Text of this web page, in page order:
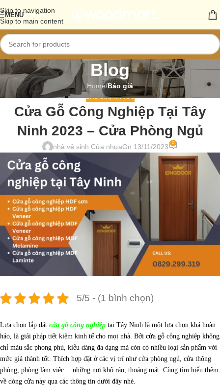
Skip to navigation
Skip to main content
MENU
Blog
Home/Báo giá
BÁO GIÁ,TIN TỨC
Cửa Gỗ Công Nghiệp Tại Tây
Ninh 2023 – Cửa Phòng Ngủ
nhà vệ sinh Cửa nhựaOn 13/11/2023 0
5/5 - (1 bình chọn)
Lựa chọn lắp đặt cửa gỗ công nghiệp tại Tây Ninh là một lựa chọn khá hoàn
hảo, là giải pháp tiết kiệm kinh tế cho mọi nhà. Bởi cửa gỗ công nghiệp không
chỉ màu sắc phong phú, kiểu dáng đa dạng mà còn có nhiều loại sản phẩm với
mức giá thành tốt. Thích hợp đặt ở các vị trí như cửa phòng ngủ, cửa thông
phòng, phòng làm việc… những nơi khô ráo, thoáng mát. Cùng tìm hiểu thêm
về dòng cửa này qua các thông tin dưới đây nhé.